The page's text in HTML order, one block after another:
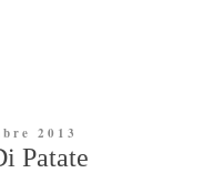
2013
Patate